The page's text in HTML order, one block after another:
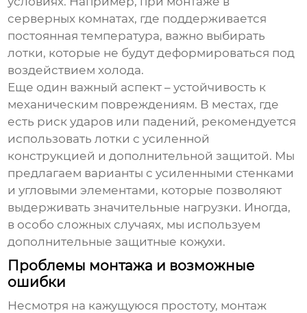
серверных комнатах, где поддерживается
постоянная температура, важно выбирать
лотки, которые не будут деформироваться под
воздействием холода.
Еще один важный аспект – устойчивость к
механическим повреждениям. В местах, где
есть риск ударов или падений, рекомендуется
использовать лотки с усиленной
конструкцией и дополнительной защитой. Мы
предлагаем варианты с усиленными стенками
и угловыми элементами, которые позволяют
выдерживать значительные нагрузки. Иногда,
в особо сложных случаях, мы используем
дополнительные защитные кожухи.
Проблемы монтажа и возможные
ошибки
Несмотря на кажущуюся простоту, монтаж